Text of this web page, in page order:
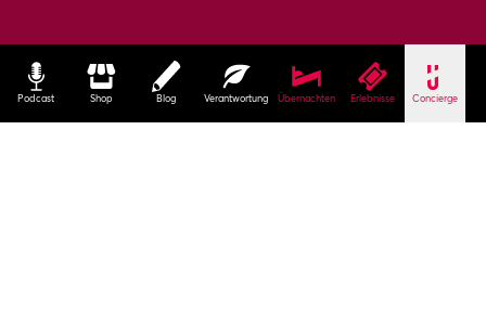
Podcast Shop Blog Verantwortung Übernachten Erlebnisse Concierge